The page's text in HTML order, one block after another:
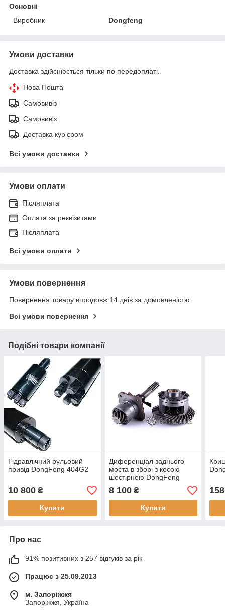
Основні
Виробник
Dongfeng
Умови доставки
Доставка здійснюється тільки по передоплаті.
Нова Пошта
Самовивіз
Самовивіз
Доставка кур'єром
Всі умови доставки
Умови оплати
Післяплата
Оплата за реквізитами
Післяплата
Всі умови оплати
Умови повернення
Повернення товару впродовж 14 днів за домовленістю
Всі умови повернення
Подібні товари компанії
Гідравлічний рульовий
привід DongFeng 404G2
10 800 ₴
Купити
Диференціал заднього
моста в зборі з косою
шестірнею DongFeng
244/240
8 100₴
Купити
158
Про нас
91% позитивних з 257 відгуків за рік
Працює з 25.09.2013
м. Запоріжжя
Запоріжжя, Україна